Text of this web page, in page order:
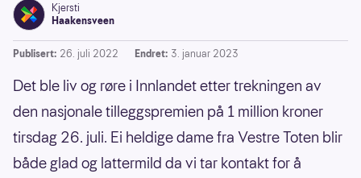
Kjersti
Haakensveen
Publisert: 26. juli 2022 Endret: 3. januar 2023
Det ble liv og røre i Innlandet etter trekningen av
den nasjonale tilleggspremien på 1 million kroner
tirsdag 26. juli. Ei heldige dame fra Vestre Toten blir
både glad og lattermild da vi tar kontakt for å